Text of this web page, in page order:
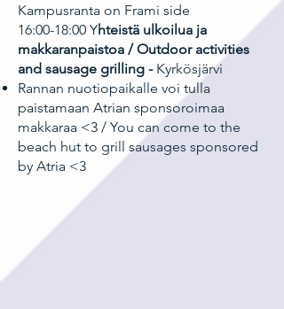
Kampusranta on Frami side
16:00-18:00 Yhteistä ulkoilua ja
makkaranpaistoa / Outdoor activities
and sausage grilling - Kyrkösjärvi
Rannan nuotiopaikalle voi tulla
paistamaan Atrian sponsoroimaa
makkaraa <3 / You can come to the
beach hut to grill sausages sponsored
by Atria <3